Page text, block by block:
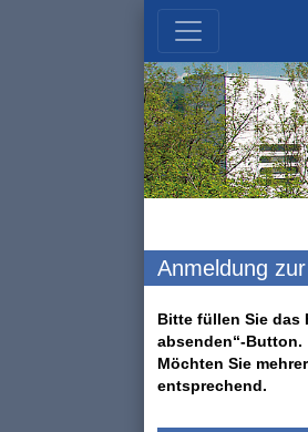
Anmeldung
Bitte füllen Sie das
absenden“-Button.
Möchten Sie
entsprechend.